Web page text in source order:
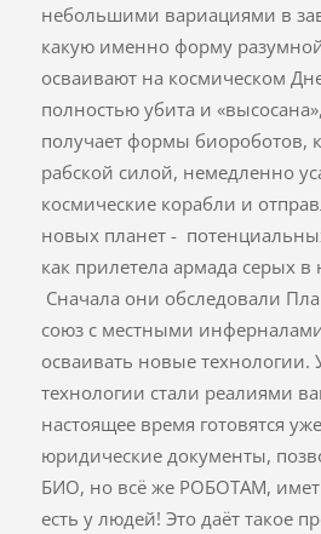
небольшими вариациями в
какую именно форму
осваивают на космическом
полностью убита и
получает формы биороботов,
рабской силой, немедленно
космические корабли и
новых планет -
как прилетела армада серых в
Сначала они обследовали
союз с местными
осваивать новые технологии.
технологии стали реалиями
настоящее время готовятся
юридические документы,
БИО, но всё же РОБОТАМ,
есть у людей! Это даёт такое